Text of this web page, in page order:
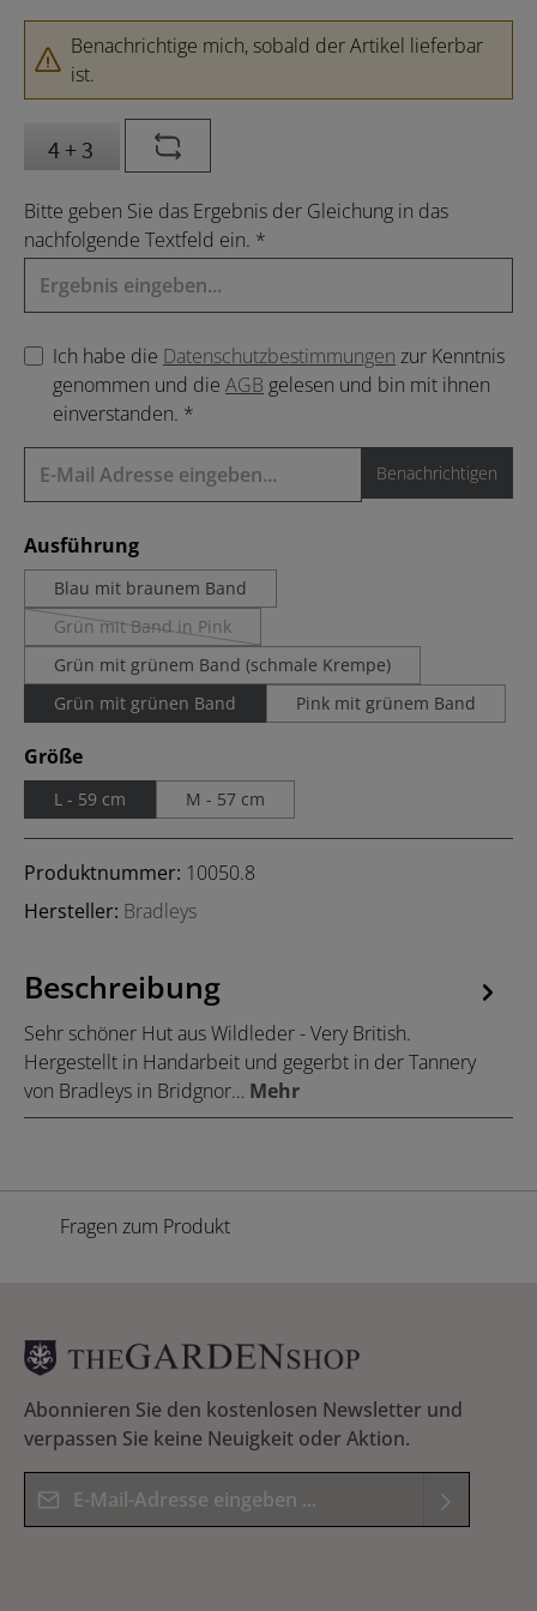
Benachrichtige mich, sobald der Artikel lieferbar
ist.
Bitte geben Sie das Ergebnis der Gleichung in das
nachfolgende Textfeld ein. *
Ich habe die Datenschutzbestimmungen zur Kenntnis
genommen und die AGB gelesen und bin mit ihnen
einverstanden. *
Benachrichtigen
Ausführungauswählen
Blau mit braunem Band
Grün mit Band in Pink
(Diese Option ist zurzeit nicht verfügbar.)
Grün mit grünem Band (schmale Krempe)
Grün mit grünen Band
Pink mit grünem Band
Größeauswählen
L - 59 cm M - 57 cm
Produktnummer: 10050.8
Hersteller: Bradleys
Beschreibung
Sehr schöner Hut aus Wildleder - Very British.
Hergestellt in Handarbeit und gegerbt in der Tannery
von Bradleys in Bridgnor… Mehr
Fragen zum Produkt
Abonnieren Sie den kostenlosen Newsletter und
verpassen Sie keine Neuigkeit oder Aktion.
E-Mail-Adresse*